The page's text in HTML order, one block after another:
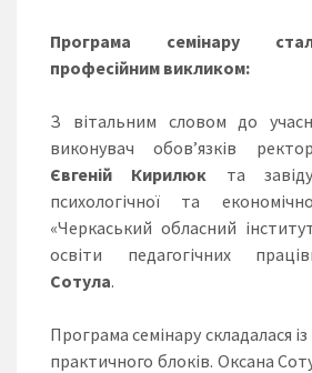
Програма семінару
професійним викликом:
З вітальним словом до
виконувач обов’язків
Євгеній Кирилюк та
психологічної та
«Черкаський обласний
освіти педагогічних
Сотула.
Програма семінару складалася
практичного блоків. Оксана